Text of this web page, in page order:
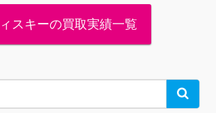
スキーの買取実績一覧
Search